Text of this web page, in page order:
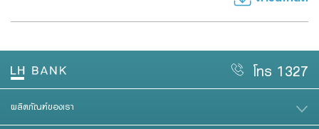
โทร 1327
ผลิตภัณฑ์ของเรา